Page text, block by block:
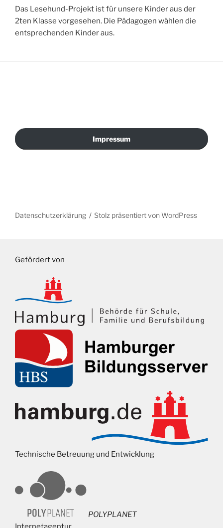
Das Lesehund-Projekt ist für unsere Kinder aus der
2ten Klasse vorgesehen. Die Pädagogen wählen die
entsprechenden Kinder aus.
Impressum
Datenschutzerklärung Stolz präsentiert von WordPress
Gefördert von
Technische Betreuung und Entwicklung
POLYPLANET